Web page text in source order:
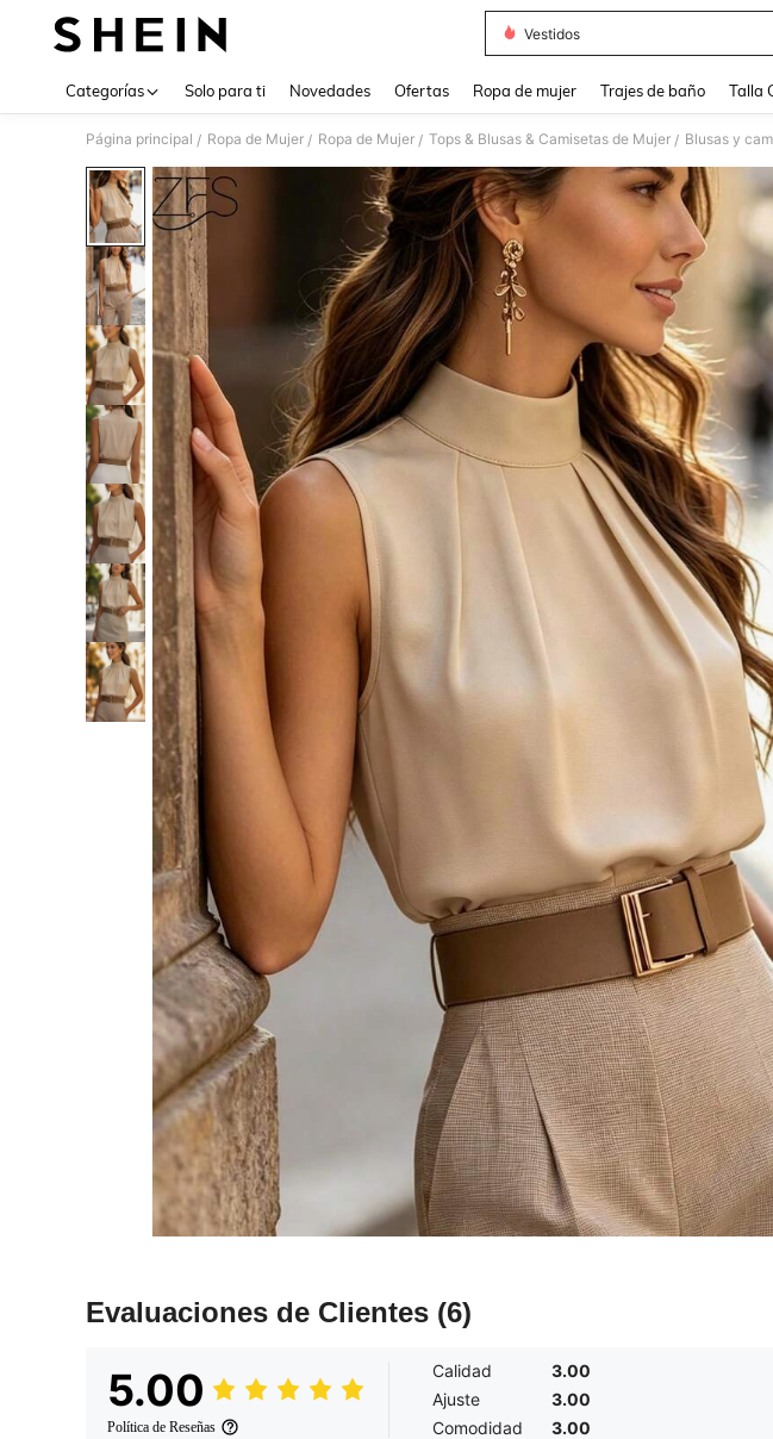
Vestidos
Categorías Solo para ti Novedades Ofertas Ropa de mujer Trajes de baño Talla
Página principal / Ropa de Mujer / Ropa de Mujer / Tops & Blusas & Camisetas de Mujer / Blusas y
Evaluaciones de Clientes (6)
5.00
Política de Reseñas
Calidad
3.00
Ajuste
3.00
Comodidad
3.00